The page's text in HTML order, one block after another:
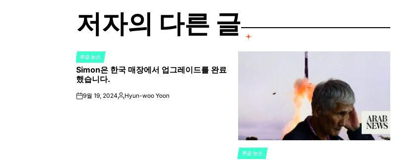
저자의 다른 글
POSTED
IN
주요 뉴스
Simon은 한국 매장에서 업그레이드를 완료
했습니다.
on9월 19, 2024Posted
Hyun-woo Yoon
POSTED
주요 뉴스